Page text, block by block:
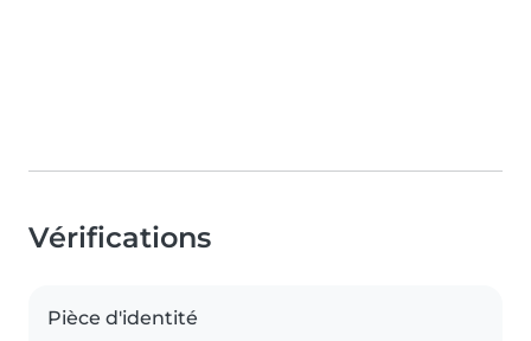
Vérifications
Pièce d'identité